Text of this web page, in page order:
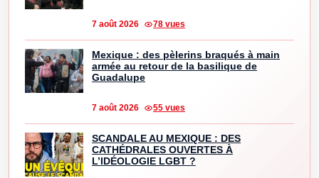
7 août 2026 78 vues
Mexique : des pèlerins braqués à main
armée au retour de la basilique de
Guadalupe
7 août 2026 55 vues
SCANDALE AU MEXIQUE : DES
CATHÉDRALES OUVERTES À
L’IDÉOLOGIE LGBT ?